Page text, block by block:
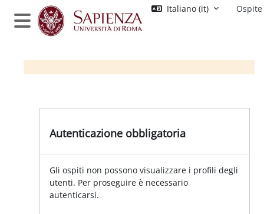
Vai al contenuto principale
Pannello laterale
Italiano ‎(it)‎ Ospite
Autenticazione obbligatoria
Gli ospiti non possono visualizzare i profili degli
utenti. Per proseguire è necessario
autenticarsi.